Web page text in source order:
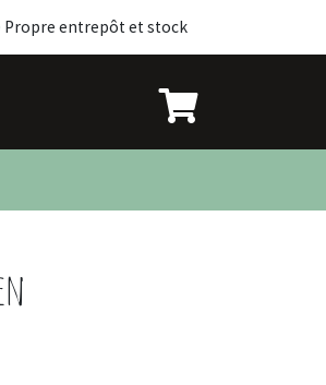
Propre entrepôt et stock